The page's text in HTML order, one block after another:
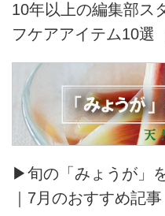
10年以上の編集部ス
フケアアイテム10選
▶旬の「みょうが」
｜7月のおすすめ記事